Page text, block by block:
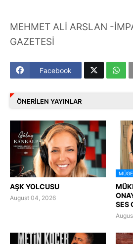
MEHMET ALİ ARSLAN -
GAZETESİ
Facebook
ÖNERILEN YAYINLAR
AŞK YOLCUSU
August 04, 2026
SES